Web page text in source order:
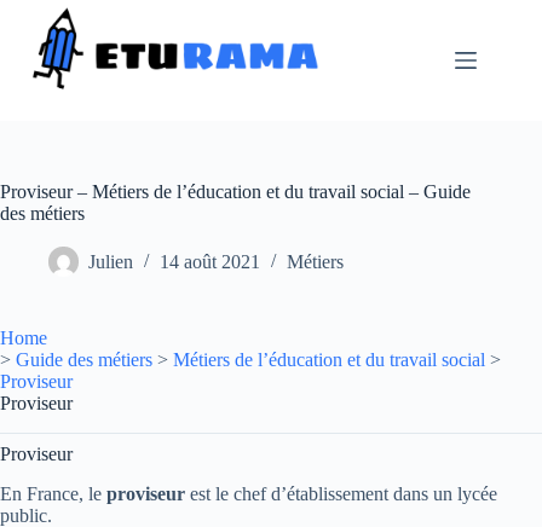
contenu
Proviseur – Métiers de l’éducation et du travail social – Guide
des métiers
Julien 14 août 2021 Métiers
Home
> Guide des métiers > Métiers de l’éducation et du travail social >
Proviseur
Proviseur
Proviseur
En France, le proviseur est le chef d’établissement dans un lycée
public.